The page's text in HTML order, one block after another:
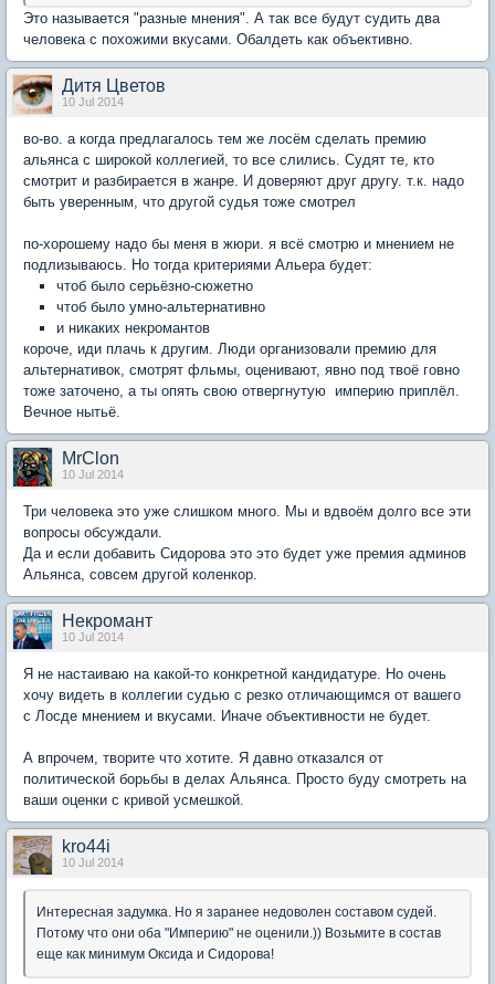
Это называется "разные мнения". А так все будут судить два
человека с похожими вкусами. Обалдеть как объективно.
Дитя Цветов
10 Jul 2014
во-во. а когда предлагалось тем же лосём сделать премию
альянса с широкой коллегией, то все слились. Судят те, кто
смотрит и разбирается в жанре. И доверяют друг другу. т.к. надо
быть уверенным, что другой судья тоже смотрел
по-хорошему надо бы меня в жюри. я всё смотрю и мнением не
подлизываюсь. Но тогда критериями Альера будет:
чтоб было серьёзно-сюжетно
чтоб было умно-альтернативно
и никаких некромантов
короче, иди плачь к другим. Люди организовали премию для
альтернативок, смотрят фльмы, оценивают, явно под твоё говно
тоже заточено, а ты опять свою отвергнутую империю приплёл.
Вечное нытьё.
MrClon
10 Jul 2014
Три человека это уже слишком много. Мы и вдвоём долго все эти
вопросы обсуждали.
Да и если добавить Сидорова это это будет уже премия админов
Альянса, совсем другой коленкор.
Некромант
10 Jul 2014
Я не настаиваю на какой-то конкретной кандидатуре. Но очень
хочу видеть в коллегии судью с резко отличающимся от вашего
с Лосде мнением и вкусами. Иначе объективности не будет.
А впрочем, творите что хотите. Я давно отказался от
политической борьбы в делах Альянса. Просто буду смотреть на
ваши оценки с кривой усмешкой.
kro44i
10 Jul 2014
Интересная задумка. Но я заранее недоволен составом судей.
Потому что они оба "Империю" не оценили.)) Возьмите в состав
еще как минимум Оксида и Сидорова!